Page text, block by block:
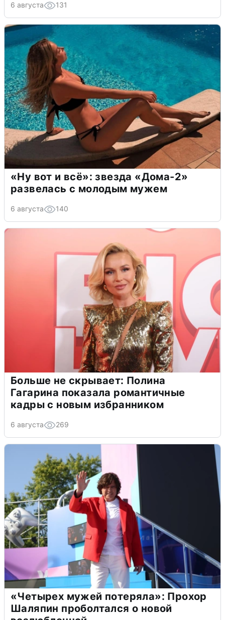
6 августа 131
«Ну вот и всё»: звезда «Дома-2»
развелась с молодым мужем
6 августа 140
Больше не скрывает: Полина
Гагарина показала романтичные
кадры с новым избранником
6 августа 269
«Четырех мужей потеряла»: Прохор
Шаляпин проболтался о новой